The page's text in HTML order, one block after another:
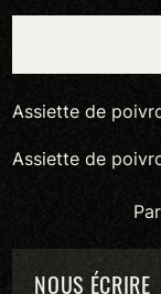
Assiette de
Assiette de
NOUS ÉCRIRE